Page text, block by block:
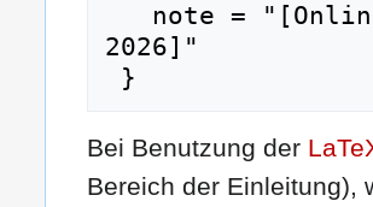
2026]"
Bei Benutzung der
Bereich der Einleitung),